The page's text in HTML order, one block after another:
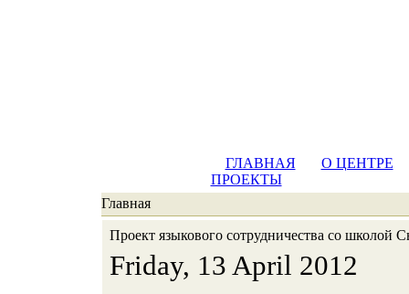
ГЛАВНАЯ
О ЦЕНТРЕ
ПРОЕКТЫ
Главная
Проект языкового сотрудничества со школой
Friday, 13 April 2012